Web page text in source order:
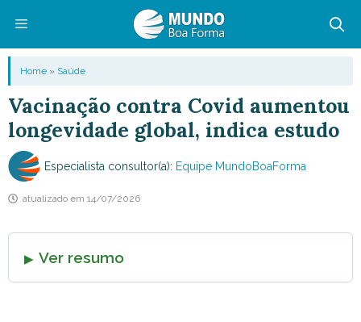
conteúdo
Menu
Home » Saúde
Vacinação contra Covid aumentou
longevidade global, indica estudo
Especialista consultor(a): Equipe MundoBoaForma
atualizado em 14/07/2026
Ver resumo